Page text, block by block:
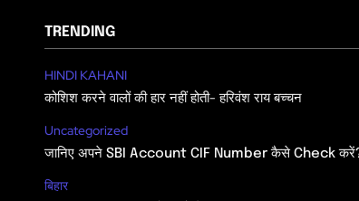
TRENDING
HINDI KAHANI
कोशिश करने वालों की हार नहीं होती- हरिवंश राय बच्चन
Uncategorized
जानिए अपने SBI Account CIF Number कैसे Check
बिहार